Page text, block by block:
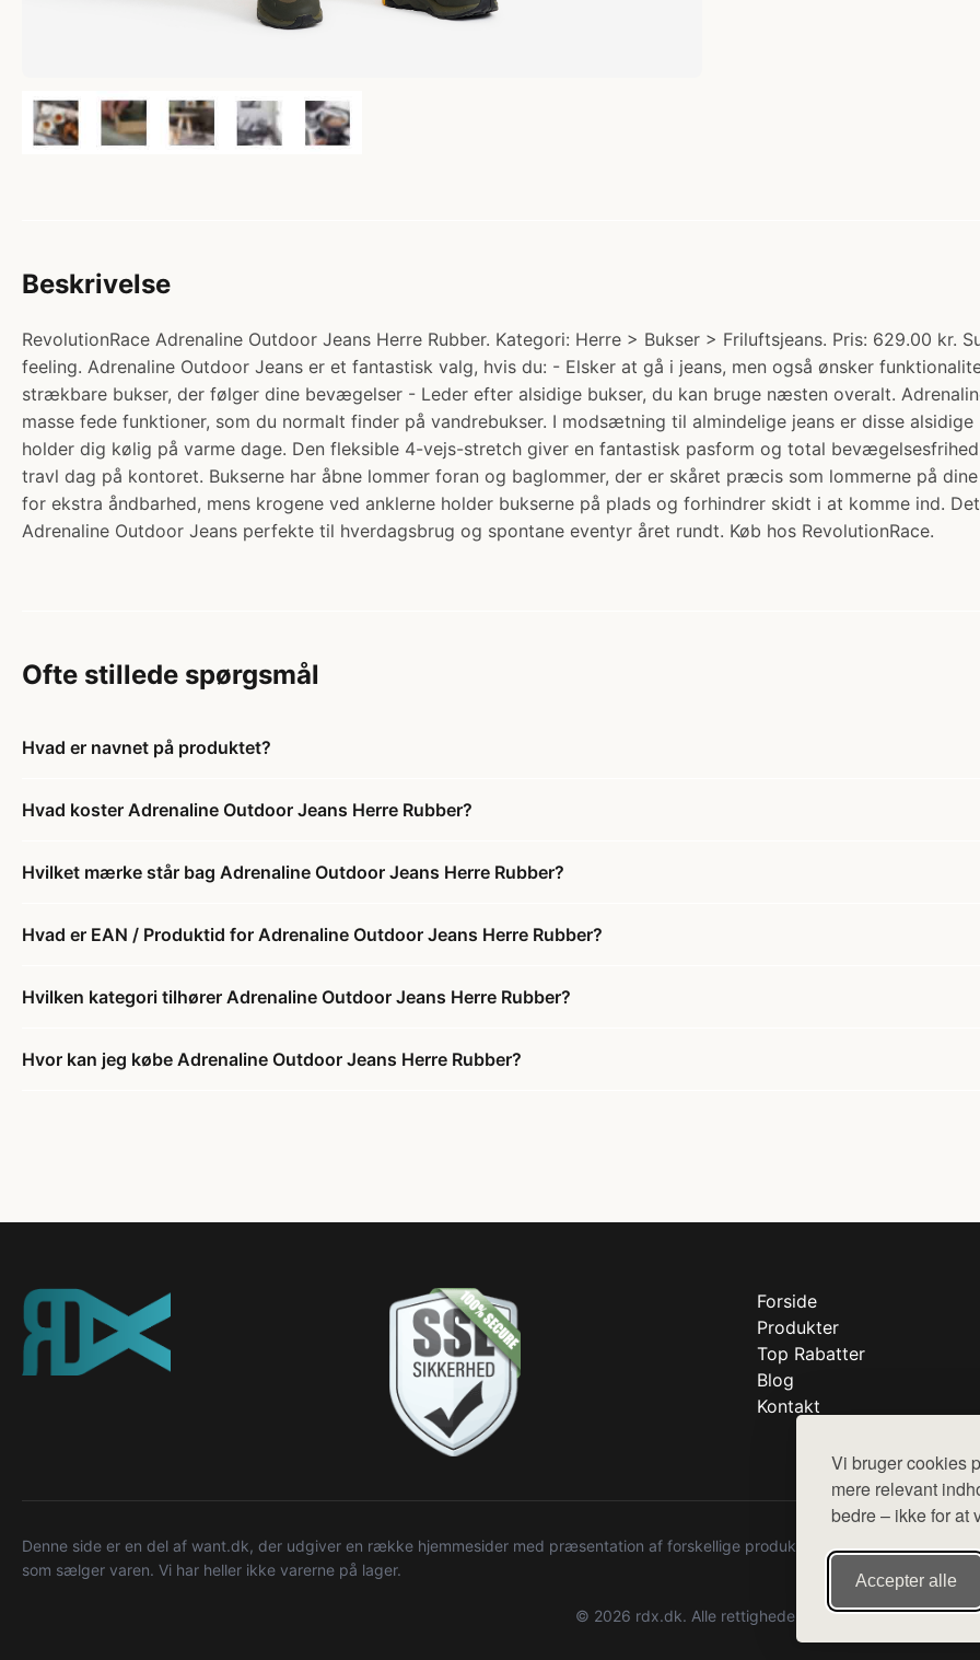
Vi bruger cookies
mere relevant
bedre – ikke for
Accepter alle
Beskrivelse
RevolutionRace Adrenaline Outdoor Jeans Herre Rubber. Kategori: Herre > Bukser > Friluftsjeans. Pris: 629.00 kr.
feeling. Adrenaline Outdoor Jeans er et fantastisk valg, hvis du: - Elsker at gå i jeans, men også ønsker
strækbare bukser, der følger dine bevægelser - Leder efter alsidige bukser, du kan bruge næsten overalt.
masse fede funktioner, som du normalt finder på vandrebukser. I modsætning til almindelige jeans er disse
holder dig kølig på varme dage. Den fleksible 4-vejs-stretch giver en fantastisk pasform og total
travl dag på kontoret. Bukserne har åbne lommer foran og baglommer, der er skåret præcis som lommerne på
for ekstra åndbarhed, mens krogene ved anklerne holder bukserne på plads og forhindrer skidt i at komme ind.
Adrenaline Outdoor Jeans perfekte til hverdagsbrug og spontane eventyr året rundt. Køb hos RevolutionRace.
Ofte stillede spørgsmål
Hvad er navnet på produktet?
Hvad koster Adrenaline Outdoor Jeans Herre Rubber?
Hvilket mærke står bag Adrenaline Outdoor Jeans Herre Rubber?
Hvad er EAN / Produktid for Adrenaline Outdoor Jeans Herre Rubber?
Hvilken kategori tilhører Adrenaline Outdoor Jeans Herre Rubber?
Hvor kan jeg købe Adrenaline Outdoor Jeans Herre Rubber?
Forside
Produkter
Top Rabatter
Blog
Kontakt
Denne side er en del af want.dk, der udgiver en række hjemmesider med præsentation af forskellige produkter fra diverse
som sælger varen. Vi har heller ikke varerne på lager.
© 2026 rdx.dk. Alle rettigheder forbeholdes.